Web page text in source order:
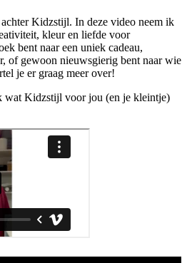
Kidzstijl. In deze video neem ik
kleur en liefde voor
bent naar een uniek cadeau,
of gewoon nieuwsgierig bent naar wie
je er graag meer over!
wat Kidzstijl voor jou (en je kleintje)